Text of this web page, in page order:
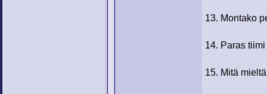
13. Montako
14. Paras
15. Mitä